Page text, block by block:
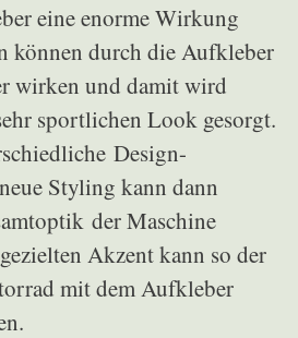
eine enorme Wirkung
können durch die Aufkleber
wirken und damit wird
sportlichen Look gesorgt.
Design-
Styling kann dann
der Maschine
Akzent kann so der
mit dem Aufkleber